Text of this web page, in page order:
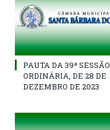
PAUTA DA 39ª SESSÃO
ORDINÁRIA, DE 28 DE
DEZEMBRO DE 2023